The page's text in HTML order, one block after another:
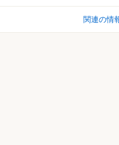
関連の情